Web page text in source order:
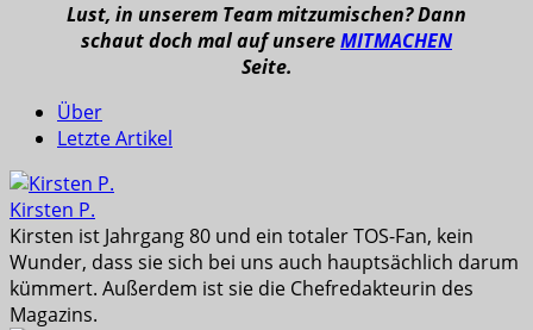
Lust, in unserem Team mitzumischen? Dann
schaut doch mal auf unsereMITMACHEN
Seite.
Über
Letzte Artikel
Kirsten P.
Kirsten ist Jahrgang 80 und ein totaler TOS-Fan, kein
Wunder, dass sie sich bei uns auch hauptsächlich darum
kümmert. Außerdem ist sie die Chefredakteurin des
Magazins.